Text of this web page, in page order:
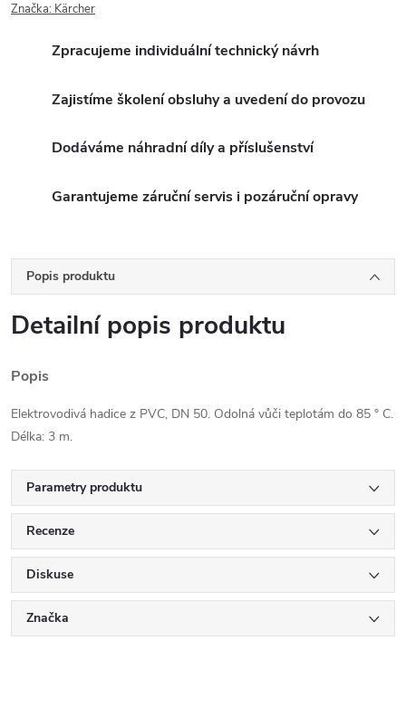
Značka: Kärcher
Zpracujeme individuální technický návrh
Zajistíme školení obsluhy a uvedení do provozu
Dodáváme náhradní díly a příslušenství
Garantujeme záruční servis i pozáruční opravy
Popis produktu
Detailní popis produktu
Popis
Elektrovodivá hadice z PVC, DN 50. Odolná vůči teplotám do 85 ° C.
Délka: 3 m.
Parametry produktu
Recenze
Diskuse
Značka